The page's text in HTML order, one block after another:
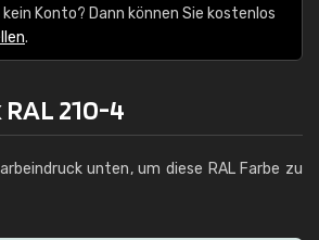
Konto? Dann können Sie kostenlos
.
210-4
unten, um diese RAL Farbe zu